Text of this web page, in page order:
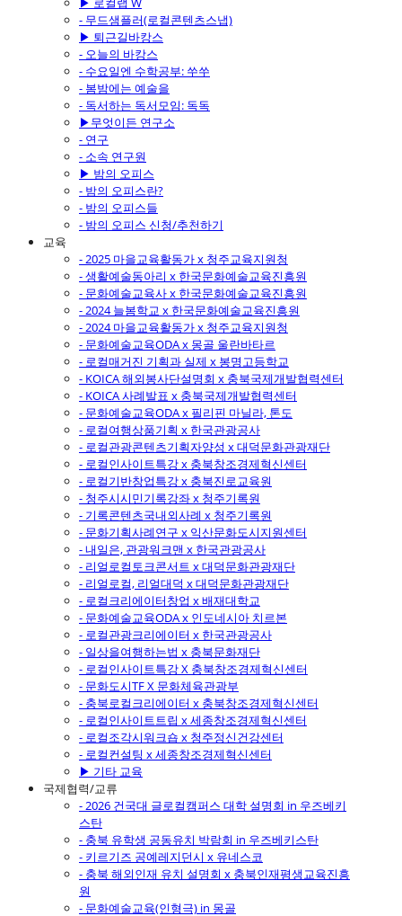
- 무드샘플러(로컬콘텐츠스냅)
▶ 퇴근길바캉스
- 오늘의 바캉스
- 수요일엔 수학공부: 쑤쑤
- 봄밤에는 예술을
- 독서하는 독서모임: 독독
▶무엇이든 연구소
- 연구
- 소속 연구원
▶ 밤의 오피스
- 밤의 오피스란?
- 밤의 오피스들
- 밤의 오피스 신청/추천하기
교육
- 2025 마을교육활동가 x 청주교육지원청
- 생활예술동아리 x 한국문화예술교육진흥원
- 문화예술교육사 x 한국문화예술교육진흥원
- 2024 늘봄학교 x 한국문화예술교육진흥원
- 2024 마을교육활동가 x 청주교육지원청
- 문화예술교육ODA x 몽골 울란바타르
- 로컬매거진 기획과 실제 x 봉명고등학교
- KOICA 해외봉사단설명회 x 충북국제개발협력센터
- KOICA 사례발표 x 충북국제개발협력센터
- 문화예술교육ODA x 필리핀 마닐라, 톤도
- 로컬여행상품기획 x 한국관광공사
- 로컬관광콘텐츠기획자양성 x 대덕문화관광재단
- 로컬인사이트특강 x 충북창조경제혁신센터
- 로컬기반창업특강 x 충북진로교육원
- 청주시시민기록강좌 x 청주기록원
- 기록콘텐츠국내외사례 x 청주기록원
- 문화기획사례연구 x 익산문화도시지원센터
- 내일은, 관광워크맨 x 한국관광공사
- 리얼로컬토크콘서트 x 대덕문화관광재단
- 리얼로컬, 리얼대덕 x 대덕문화관광재단
- 로컬크리에이터창업 x 배재대학교
- 문화예술교육ODA x 인도네시아 치르본
- 로컬관광크리에이터 x 한국관광공사
- 일상을여행하는법 x 충북문화재단
- 로컬인사이트특강 X 충북창조경제혁신센터
- 문화도시TF X 문화체육관광부
- 충북로컬크리에이터 x 충북창조경제혁신센터
- 로컬인사이트트립 x 세종창조경제혁신센터
- 로컬조각시워크숍 x 청주정신건강센터
- 로컬컨설팅 x 세종창조경제혁신센터
▶ 기타 교육
국제협력/교류
- 2026 건국대 글로컬캠퍼스 대학 설명회 in 우즈베키
스탄
- 충북 유학생 공동유치 박람회 in 우즈베키스탄
- 키르기즈 공예레지던시 x 유네스코
- 충북 해외인재 유치 설명회 x 충북인재평생교육진흥
원
- 문화예술교육(인형극) in 몽골